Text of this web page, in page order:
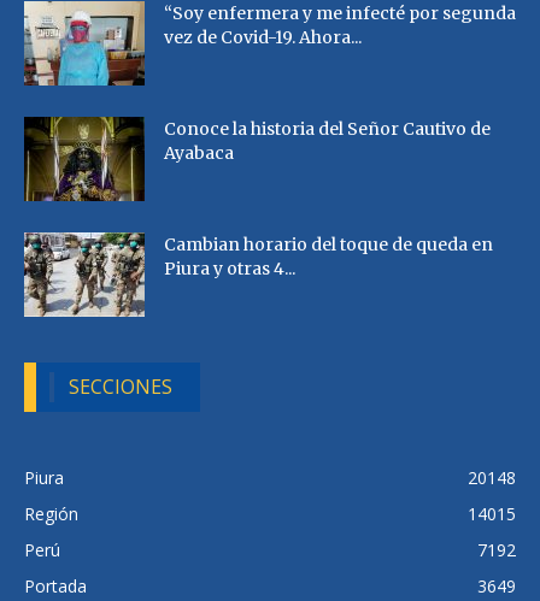
“Soy enfermera y me infecté por segunda
vez de Covid-19. Ahora...
Conoce la historia del Señor Cautivo de
Ayabaca
Cambian horario del toque de queda en
Piura y otras 4...
SECCIONES
Piura
20148
Región
14015
Perú
7192
Portada
3649